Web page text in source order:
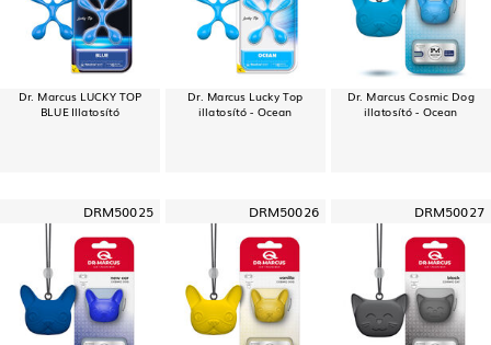
Dr. Marcus LUCKY TOP
BLUE Illatosító
Dr. Marcus Lucky Top
illatosító - Ocean
Dr. Marcus Cosmic Dog
illatosító - Ocean
DRM50025 DRM50026 DRM50027